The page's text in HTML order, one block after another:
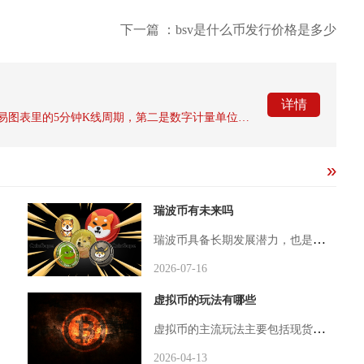
下一篇 ：bsv是什么币发行价格是多少
详情
瑞波币有未来吗
瑞波币具备长期发展潜力，也是整个加密市场中为数不多拥有真实金融落地场景的主流币种，它不会复刻比特币的叙事逻辑，但会成为传统金融数字化转型里不可或缺的结算载体，长期价值会随着跨境金融改革持续兑现，只是价格走势不会短期暴涨，成长周期会远远长于大部分山寨币种。过去五年时间里，瑞波币长期被美国监管诉讼束缚，机构资金始终保持观望态度，大量传统资金不敢进场布局，这也是瑞波币常年涨幅滞后大盘的核心原因，这场横跨五年的诉讼不仅压制了币价，也延缓了全球金融机构对于瑞波底层技术的规模化应用。在监
2026-07-16
虚拟币的玩法有哪些
虚拟币的主流玩法主要包括现货交易、合约杠杆交易、质押与流动性挖矿、空投撸毛、NFT与GameFi参与以及量化交易这几大类，不同玩法对应着不同的风险等级、收益模式与操作门槛，覆盖了从稳健保值到高风险博弈的全维度需求。现货交易是虚拟币最基础、最稳妥的入门玩法，核心是直接买入并持有比特币、以太坊等主流币种或优质山寨币，等待价格上涨后卖出赚取差价，也可采用定投策略，固定周期投入固定金额，平滑市场波动风险。操作上可通过中心化交易所的法币交易或币币交易完成，新手通常先将法币兑换成USDT
2026-04-13